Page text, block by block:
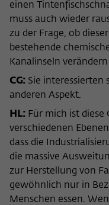
einen
muss auch wieder
zu der Frage, ob
bestehende
Kanalinseln
CG: Sie interessierten
anderen Aspekt.
HL: Für mich ist diese
verschiedenen
dass die
die massive
zur Herstellung von
gewöhnlich nur in
Menschen essen.
Laufzeit 30
Zweck
den
zu